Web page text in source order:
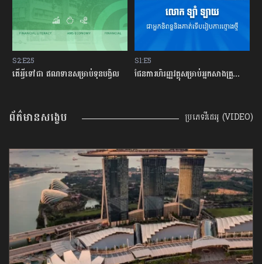
S1:E5
ផែនការហិរញ្ញវត្ថុសម្រាប់អ្នកសាងគ្រួសារថ្មីថ្មោង
S2:E24
មូលហេតុអ្វីខ្លះដែលធ្វើអោយអ្នកធ្លាក់ខ្លួនក្នុងបំណុលអាក្រក់?
ព័ត៌មានសង្ខេប ប្រភេទវីដេអូ (VIDEO)